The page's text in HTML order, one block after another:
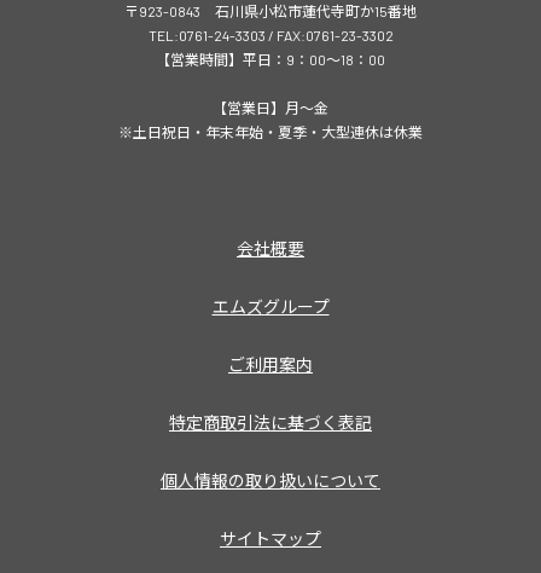
〒923-0843 石川県小松市蓮代寺町か15番地
TEL:0761-24-3303 / FAX:0761-23-3302
【営業時間】平日：9：00～18：00
【営業日】月～金
※土日祝日・年末年始・夏季・大型連休は休業
会社概要
エムズグループ
ご利用案内
特定商取引法に基づく表記
個人情報の取り扱いについて
サイトマップ